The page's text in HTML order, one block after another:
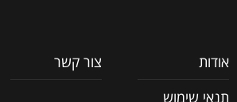
אודות
צור קשר
תנאי שימוש